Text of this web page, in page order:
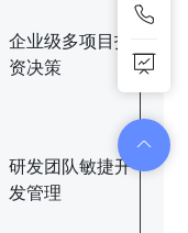
企业级多项目投
资决策
研发团队敏捷开
发管理